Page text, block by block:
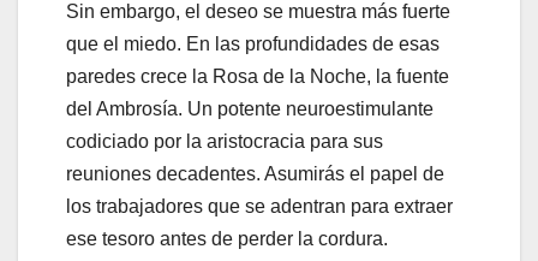
Sin embargo, el deseo se muestra más fuerte
que el miedo. En las profundidades de esas
paredes crece la Rosa de la Noche, la fuente
del Ambrosía. Un potente neuroestimulante
codiciado por la aristocracia para sus
reuniones decadentes. Asumirás el papel de
los trabajadores que se adentran para extraer
ese tesoro antes de perder la cordura.